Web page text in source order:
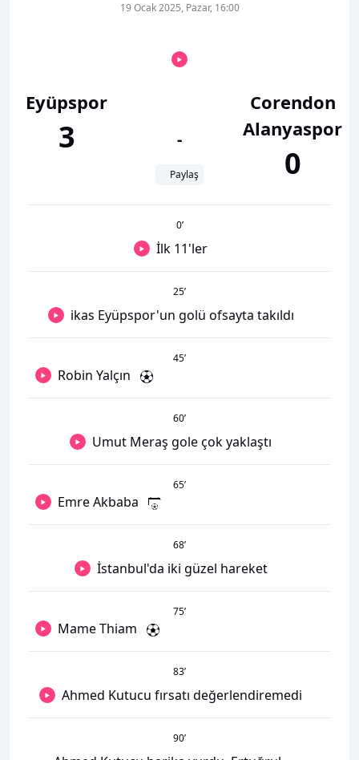
Eyüpspor
3
19 Ocak 2025, Pazar, 16:00
-
Paylaş
Corendon
Alanyaspor
0
0’
İlk 11'ler
25’
ikas Eyüpspor'un golü ofsayta takıldı
45’
Robin Yalçın
60’
Umut Meraş gole çok yaklaştı
65’
Emre Akbaba
68’
İstanbul'da iki güzel hareket
75’
Mame Thiam
83’
Ahmed Kutucu fırsatı değerlendiremedi
90’